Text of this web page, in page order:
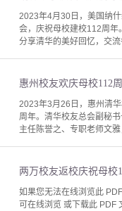
2023年4月30日，美国纳
会，庆祝母校建校112周年
分享清华的美好回忆，交
惠州校友欢庆母校112
2023年3月26日，惠州清
周年。清华校友总会副秘
主任陈誉之、专职老师文
两万校友返校庆祝母校
如果您无法在线浏览此
可在线浏览 或下载此 PDF